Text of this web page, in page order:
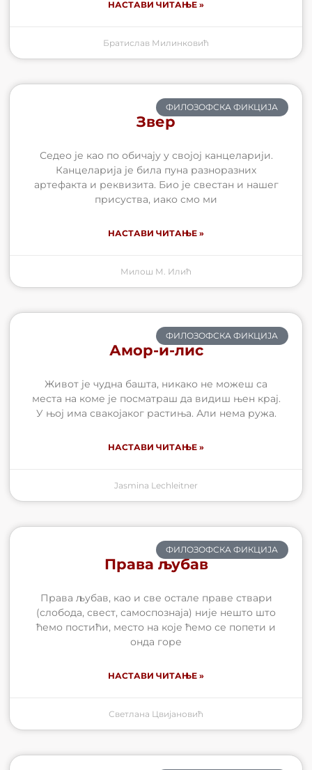
НАСТАВИ ЧИТАЊЕ »
Братислав Милинковић
ФИЛОЗОФСКА ФИКЦИЈА
Звер
Седео је као по обичају у својој канцеларији.
Канцеларија је била пуна разноразних
артефакта и реквизита. Био је свестан и нашег
присуства, иако смо ми
НАСТАВИ ЧИТАЊЕ »
Милош М. Илић
ФИЛОЗОФСКА ФИКЦИЈА
Амор-и-лис
Живот је чудна башта, никако не можеш са
места на коме је посматраш да видиш њен крај.
У њој има свакојаког растиња. Али нема ружа.
НАСТАВИ ЧИТАЊЕ »
Jasmina Lechleitner
ФИЛОЗОФСКА ФИКЦИЈА
Права љубав
Права љубав, као и све остале праве ствари
(слобода, свест, самоспознаја) није нешто што
ћемо постићи, место на које ћемо се попети и
онда горе
НАСТАВИ ЧИТАЊЕ »
Светлана Цвијановић